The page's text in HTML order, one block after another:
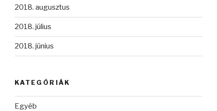
2018. augusztus
2018. július
2018. június
KATEGÓRIÁK
Egyéb